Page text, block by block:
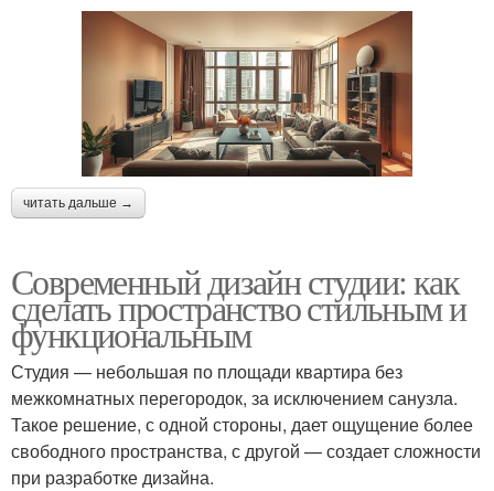
читать дальше →
Современный дизайн студии: как
сделать пространство стильным и
функциональным
Студия — небольшая по площади квартира без
межкомнатных перегородок, за исключением санузла.
Такое решение, с одной стороны, дает ощущение более
свободного пространства, с другой — создает сложности
при разработке дизайна.